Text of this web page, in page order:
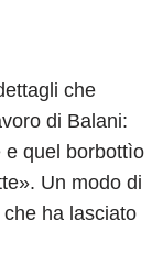
che
di Balani:
e quel borbottìo
Un modo di
ha lasciato